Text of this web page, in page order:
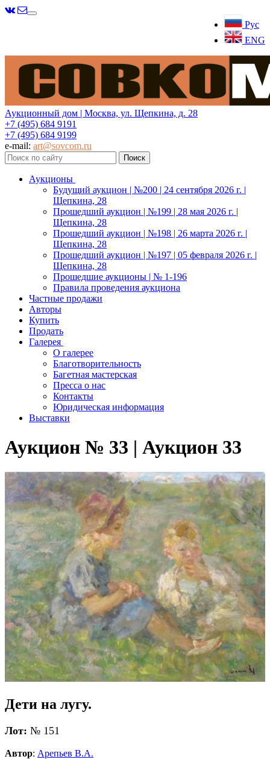
Рус
ENG
Меню
Аукционный дом | Москва, ул. Щепкина, д. 28
+7 (495) 684 9191
+7 (495) 684 9199
e-mail: art@sovcom.ru
Аукционы
Будущий аукцион | №200 | 24 сентября 2026 г. |
Щепкина, 28
Прошедший аукцион | №199 | 28 мая 2026 г. |
Щепкина, 28
Прошедший аукцион | №198 | 26 марта 2026 г. |
Щепкина, 28
Прошедший аукцион | №197 | 05 февраля 2026 г. |
Щепкина, 28
Прошедшие аукционы | № 1-196
Правила проведения аукциона
Частные продажи
Авторы
Купить
Продать
Галерея
О галерее
Благотворительность
Багетная мастерская
Пресса о нас
Контакты
Юридическая информация
Выставки
Аукцион № 33 | Аукцион 33
Дети на лугу.
Лот: № 151
Автор: Арепьев В.А.